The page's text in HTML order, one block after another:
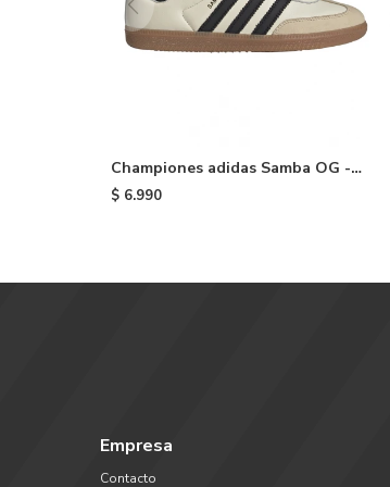
Championes adidas Samba OG -
White
$ 6.990
Empresa
Contacto